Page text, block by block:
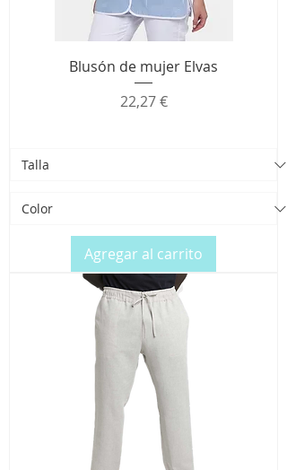
Blusón de mujer Elvas
Precio
22,27 €
Agregar al carrito